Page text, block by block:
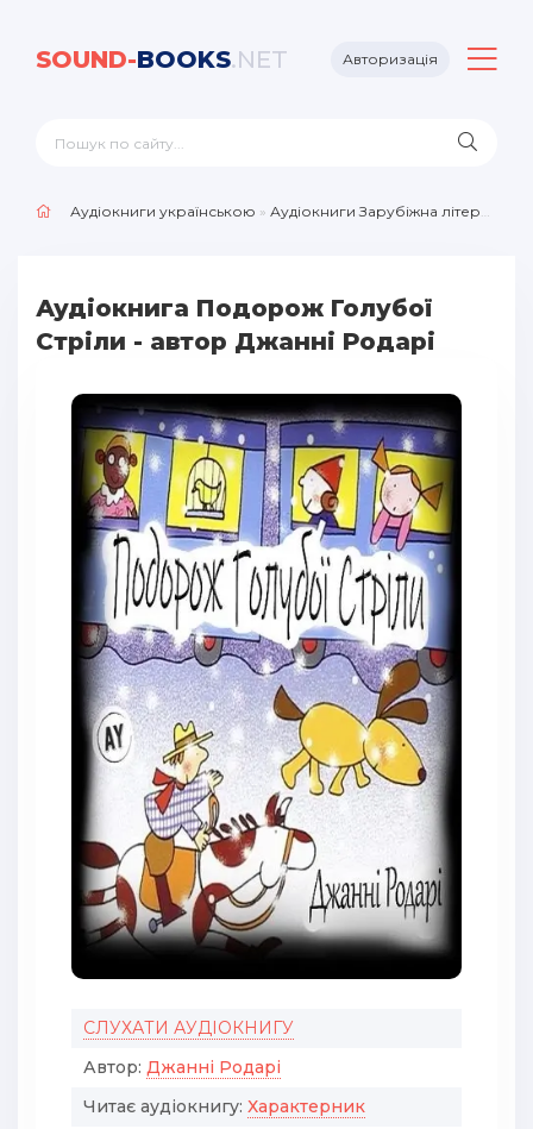
SOUND-BOOKS.NET Авторизація
Аудіокниги українською » Аудіокниги Зарубіжна література
Аудіокнига Подорож Голубої
Стріли - автор Джанні Родарі
СЛУХАТИ АУДІОКНИГУ
Автор: Джанні Родарі
Читає аудіокнигу: Характерник